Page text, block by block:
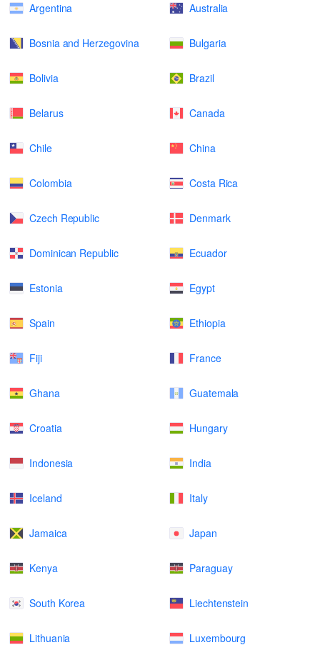
Argentina Australia
Bosnia and Herzegovina Bulgaria
Bolivia Brazil
Belarus Canada
Chile China
Colombia Costa Rica
Czech Republic Denmark
Dominican Republic Ecuador
Estonia Egypt
Spain Ethiopia
Fiji France
Ghana Guatemala
Croatia Hungary
Indonesia India
Iceland Italy
Jamaica Japan
Kenya Paraguay
South Korea Liechtenstein
Lithuania Luxembourg